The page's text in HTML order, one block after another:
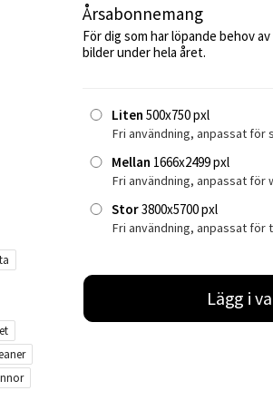
Årsabonnemang
För dig som har löpande behov av
bilder under hela året.
Liten 500x750 pxl
Fri användning, anpassat för
Mellan 1666x2499 pxl
Fri användning, anpassat för
Stor3800x5700 pxl
Fri användning, anpassat för
Lägg i